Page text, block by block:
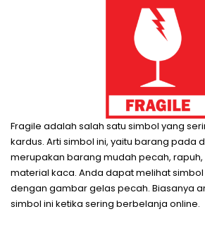
Fragile adalah salah satu simbol yang
kardus. Arti simbol ini, yaitu barang pada
merupakan barang mudah pecah,
material kaca. Anda dapat melihat
dengan gambar gelas pecah. Biasanya
simbol ini ketika sering berbelanja online.